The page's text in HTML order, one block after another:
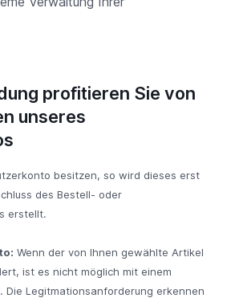
profitieren Sie von
unseres
besitzen, so wird dieses erst
des Bestell- oder
erstellt.
Wenn der von Ihnen gewählte Artikel
ist es nicht möglich mit einem
Legitmationsanforderung erkennen